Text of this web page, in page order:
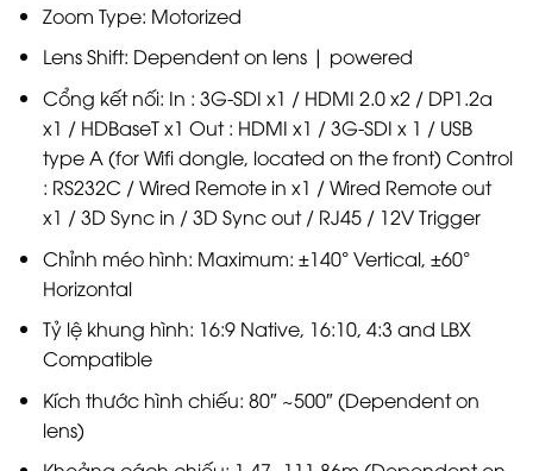
Zoom Type: Motorized
Lens Shift: Dependent on lens | powered
Cổng kết nối: In : 3G-SDI x1 / HDMI 2.0 x2 / DP1.2a
x1 / HDBaseT x1 Out : HDMI x1 / 3G-SDI x 1 / USB
type A (for Wifi dongle, located on the front) Control
: RS232C / Wired Remote in x1 / Wired Remote out
x1 / 3D Sync in / 3D Sync out / RJ45 / 12V Trigger
Chỉnh méo hình: Maximum: ±140° Vertical, ±60°
Horizontal
Tỷ lệ khung hình: 16:9 Native, 16:10, 4:3 and LBX
Compatible
Kích thước hình chiếu: 80″ ~500″ (Dependent on
lens)